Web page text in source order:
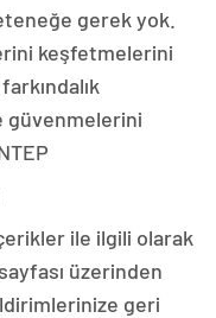
gerek yok.
keşfetmelerini
güvenmelerini
ile ilgili olarak
üzerinden
geri